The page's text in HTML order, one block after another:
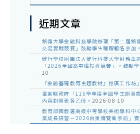
近期文章
銘傳大學金融科技學院辦理「第二屆銘
交易實戰競賽」鼓勵學生踴躍報名參加。
健行學校財團法人健行科技大學財務金
「2026全國高中職投資競賽」，鼓勵學
10
『金融基礎教育主題教材』推廣工作坊
臺東縣政府「115學年度全國學生創意
內容對照表各乙份。 2026-08-10
教育部國教署高級中等學校美術學科中
業成長研習－2026台東博覽會參訪」